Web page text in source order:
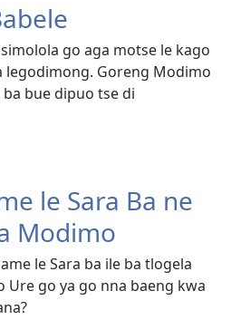
go aga motse le kago
legodimong. Goreng Modimo
bue dipuo tse di
le Sara Ba ne
Modimo
le Sara ba ile ba tlogela
Ure go ya go nna baeng kwa